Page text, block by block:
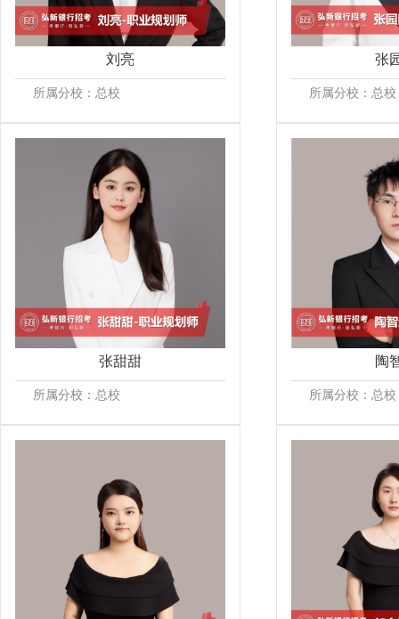
刘亮
所属分校：总校
张
所属分校：总校
张甜甜
所属分校：总校
陶
所属分校：总校